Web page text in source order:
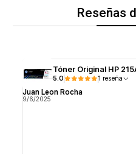
Reseñas
Tóner Original HP
5.0 1 reseña
Juan Leon Rocha
9/6/2025